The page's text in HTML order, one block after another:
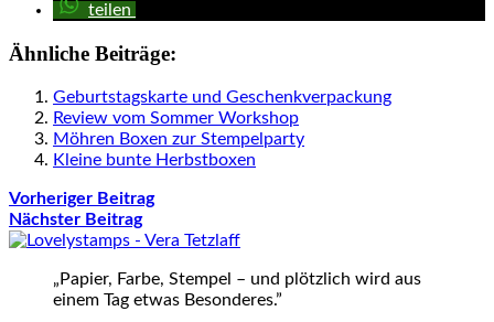
teilen
Ähnliche Beiträge:
Geburtstagskarte und Geschenkverpackung
Review vom Sommer Workshop
Möhren Boxen zur Stempelparty
Kleine bunte Herbstboxen
Vorheriger Beitrag
Nächster Beitrag
„Papier, Farbe, Stempel – und plötzlich wird aus
einem Tag etwas Besonderes.”